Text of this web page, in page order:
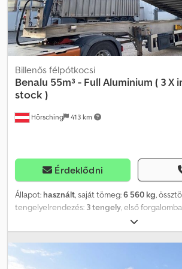
Hörsching 413 km
Billenős félpótkocsi
Benalu 55m³ - Full Aluminium ( 3 X
stock )
Érdeklődni
Állapot: használt, saját tömeg:6 560 kg,
tengelyelrendezés: 3 tengely, első
, felfüggesztés:
385/65 R22.5, Gyártási év:2000, Felszereltség:
55 m³ – Teljesen alumínium ((3 darab van
kb. 55 m³ – Kapuajtók és gabonaürítő –